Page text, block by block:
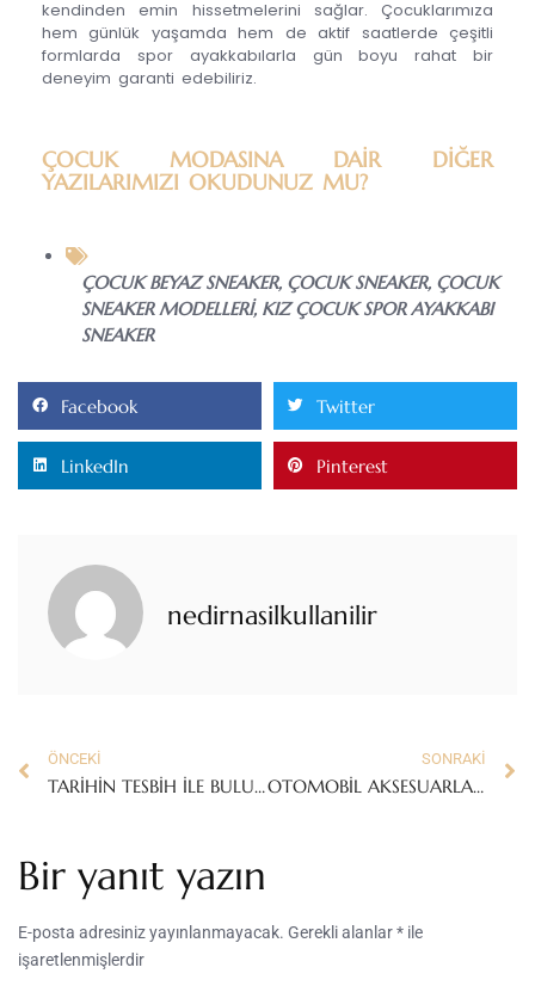
kendinden emin hissetmelerini sağlar. Çocuklarımıza
hem günlük yaşamda hem de aktif saatlerde çeşitli
formlarda spor ayakkabılarla gün boyu rahat bir
deneyim garanti edebiliriz.
ÇOCUK MODASINA DAİR DİĞER
YAZILARIMIZI OKUDUNUZ MU?
ÇOCUK BEYAZ SNEAKER, ÇOCUK SNEAKER, ÇOCUK
SNEAKER MODELLERİ, KIZ ÇOCUK SPOR AYAKKABI
SNEAKER
Facebook Twitter
LinkedIn Pinterest
nedirnasilkullanilir
ÖNCEKI
TARİHİN TESBİH İLE BULUŞMASI: KUKA TESBİH
SONRAKI
OTOMOBİL AKSESUARLARI
Bir yanıt yazın
E-posta adresiniz yayınlanmayacak. Gerekli alanlar* ile
işaretlenmişlerdir